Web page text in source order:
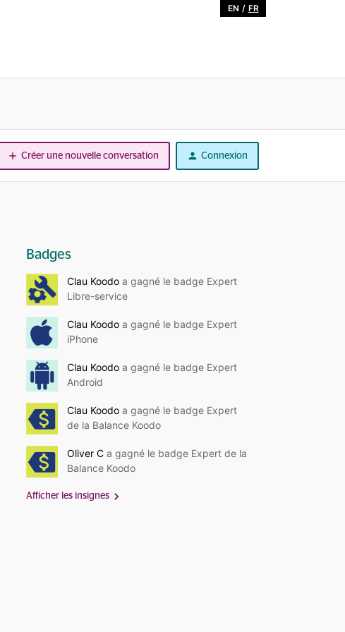
EN / FR
Créer une nouvelle conversation Connexion
Badges
Clau Koodo a gagné le badge Expert
Libre-service
Clau Koodo a gagné le badge Expert
iPhone
Clau Koodo a gagné le badge Expert
Android
Clau Koodo a gagné le badge Expert
de la Balance Koodo
Oliver C a gagné le badge Expert de la
Balance Koodo
Afficher les insignes